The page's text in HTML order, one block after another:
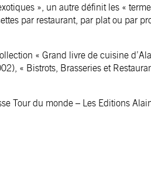
», un autre définit les «
par restaurant, par plat ou par
« Grand livre de cuisine
« Bistrots, Brasseries et
Tour du monde – Les Editions